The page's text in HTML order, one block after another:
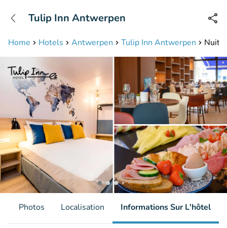
Disponible jusqu'à 23:00 heures
Home Hotels Antwerpen Tulip Inn Antwerpen Nuit
Tulip Inn Antwerpen
Photos Localisation Informations Sur L'hôtel